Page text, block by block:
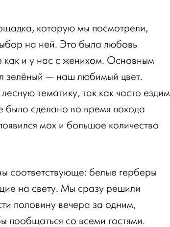
которую мы посмотрели,
на ней. Это была любовь
как и у нас с женихом. Основным
зелёный — наш любимый цвет.
тематику, так как часто ездим
было сделано во время похода
мох и большое количество
соответствующе: белые герберы
на свету. Мы сразу решили
половину вечера за одним,
пообщаться со всеми гостями.